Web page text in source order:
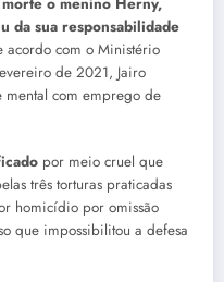
da sua responsabilidade
acordo com o Ministério
de 2021, Jairo
mental com emprego de
por meio cruel que
três torturas praticadas
homicídio por omissão
que impossibilitou a defesa